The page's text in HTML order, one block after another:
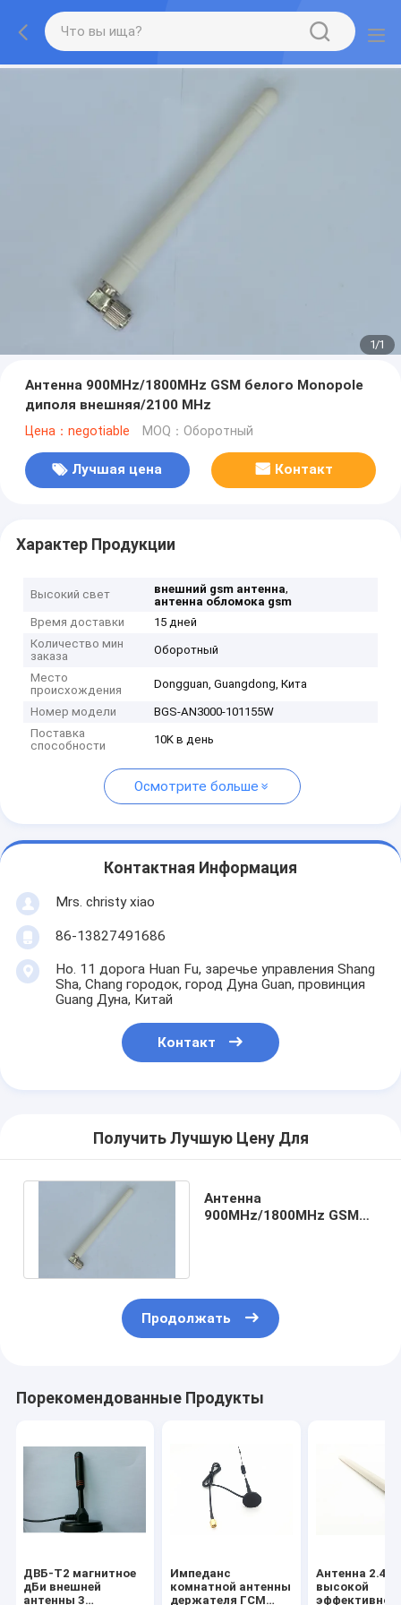
1/1
Антенна 900MHz/1800MHz GSM белого Monopole
диполя внешняя/2100 MHz
Цена：negotiable MOQ：Оборотный
Лучшая цена Контакт
Характер Продукции
Высокий свет внешний gsm антенна,
антенна обломока gsm
Время доставки
15 дней
Количество мин
заказа
Оборотный
Место
происхождения
Dongguan, Guangdong, Кита
Номер модели
BGS-AN3000-101155W
Поставка
способности
10K в день
Осмотрите больше
Контактная Информация
Mrs. christy xiao
86-13827491686
Но. 11 дорога Huan Fu, заречье управления Shang
Sha, Chang городок, город Дуна Guan, провинция
Guang Дуна, Китай
Контакт
Получить Лучшую Цену Для
Антенна
900MHz/1800MHz GSM
Продолжать
Порекомендованные Продукты
ДВБ-Т2 магнитное
дБи внешней
антенны 3
Импеданс
комнатной антенны
держателя ГСМ
Антенна 2.4Г
высокой